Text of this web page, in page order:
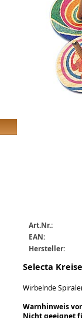
Art.Nr.:
EAN:
Hersteller:
Selecta
Wirbelnde
Warnhinweis
Nicht geeignet